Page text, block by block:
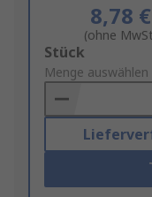
8,78 €
(ohne
Add
to
Basket
Stück
Menge